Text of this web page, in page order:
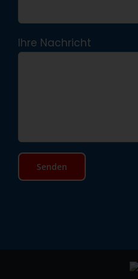
Ihre Nachricht